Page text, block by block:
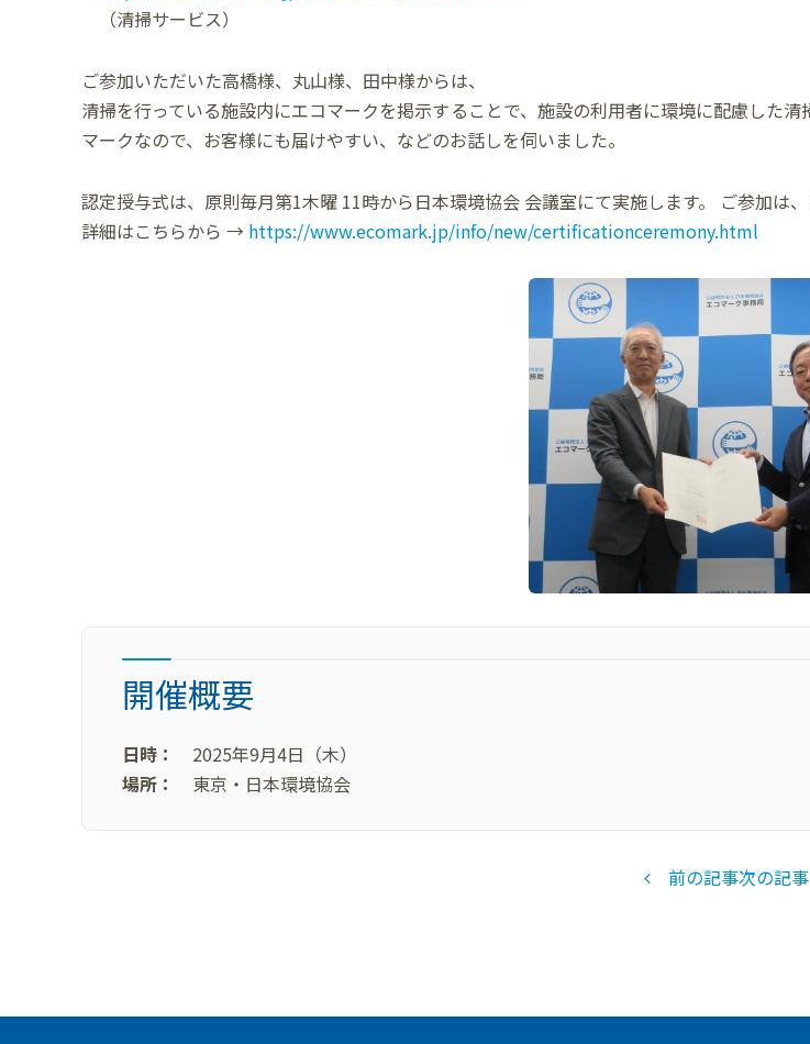
（清掃サービス）
ご参加いただいた高橋様、丸山様、田中様からは、
清掃を行っている施設内にエコマークを掲示することで、施設の利用者に環境に配慮した
マークなので、お客様にも届けやすい、などのお話しを伺いました。
認定授与式は、原則毎月第1木曜 11時から日本環境協会 会議室にて実施します。 ご参加は、
詳細はこちらから → https://www.ecomark.jp/info/new/certificationceremony.html
開催概要
日時：
2025年9月4日（木）
場所：
東京・日本環境協会
前の記事次の記事